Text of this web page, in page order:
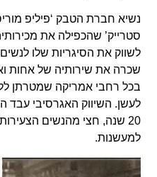
נשיא חברת הטבק ‘פיליפ
סטרייק’ שהכפילה את
לשווק את הסיגריות שלו
שכרה את שירותיה של אחות
בכל רחבי אמריקה שמטרתן
לעשן. השיווק האגרסיבי עבד
למעשנות.